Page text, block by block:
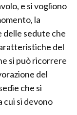
e si vogliono
la
delle sedute che
del
si può ricorrere
del
che si
cui si devono